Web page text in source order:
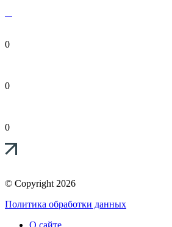
0
0
0
© Copyright 2026
Политика обработки данных
О сайте